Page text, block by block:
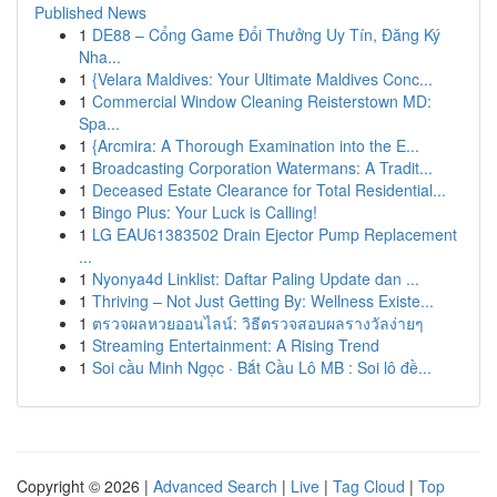
Published News
1 DE88 – Cổng Game Đổi Thưởng Uy Tín, Đăng Ký
Nha...
1 {Velara Maldives: Your Ultimate Maldives Conc...
1 Commercial Window Cleaning Reisterstown MD:
Spa...
1 {Arcmira: A Thorough Examination into the E...
1 Broadcasting Corporation Watermans: A Tradit...
1 Deceased Estate Clearance for Total Residential...
1 Bingo Plus: Your Luck is Calling!
1 LG EAU61383502 Drain Ejector Pump Replacement
...
1 Nyonya4d Linklist: Daftar Paling Update dan ...
1 Thriving – Not Just Getting By: Wellness Existe...
1 ตรวจผลหวยออนไลน์: วิธีตรวจสอบผลรางวัลง่ายๆ
1 Streaming Entertainment: A Rising Trend
1 Soi cầu Minh Ngọc · Bắt Cầu Lô MB : Soi lô đề...
Copyright © 2026 | Advanced Search | Live | Tag Cloud | Top